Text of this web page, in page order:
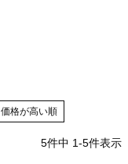
価格が高い順
5件中 1-5件表示